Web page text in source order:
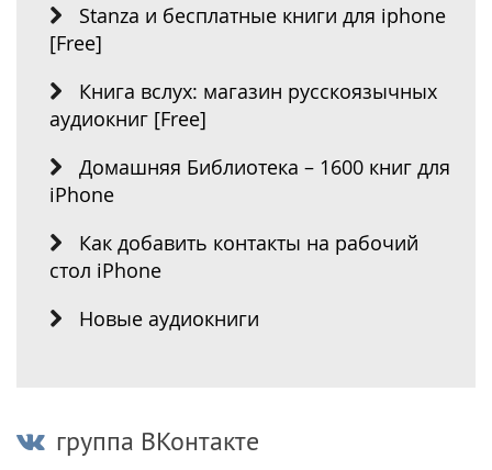
Stanza и бесплатные книги для iphone
[Free]
Книга вслух: магазин русскоязычных
аудиокниг [Free]
Домашняя Библиотека – 1600 книг для
iPhone
Как добавить контакты на рабочий
стол iPhone
Новые аудиокниги
группа ВКонтакте